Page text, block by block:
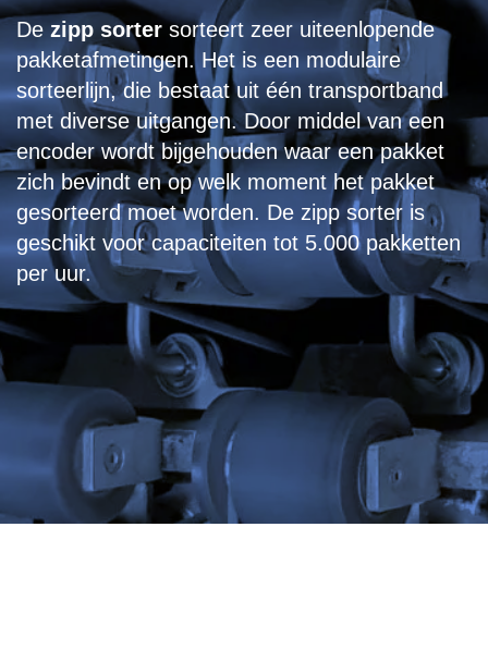
Dezipp sorter sorteert zeer uiteenlopende
pakketafmetingen. Het is een modulaire
sorteerlijn, die bestaat uit één transportband
met diverse uitgangen. Door middel van een
encoder wordt bijgehouden waar een pakket
zich bevindt en op welk moment het pakket
gesorteerd moet worden. De zipp sorter is
geschikt voor capaciteiten tot 5.000 pakketten
per uur.